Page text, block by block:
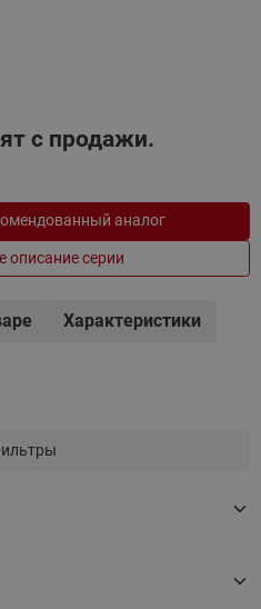
с продажи.
аналог
описание серии
Характеристики